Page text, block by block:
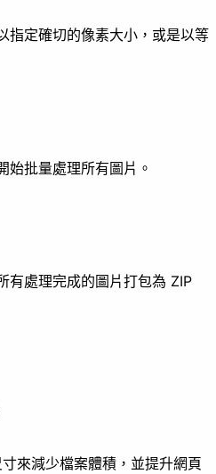
畫質提升
指定確切的像素大小，或是以等
始批量處理所有圖片。
有處理完成的圖片打包為 ZIP
來減少檔案體積，並提升網頁